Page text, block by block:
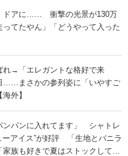
ドアに…… 衝撃の光景が130万
てたやん」「どうやって入った
れ→「エレガントな格好で来
……まさかの参列姿に「いやすご
外】
ンパンに入れてます」 シャトレ
ーアイス”が好評 「生地とバニラ
族も好きで夏はストックして